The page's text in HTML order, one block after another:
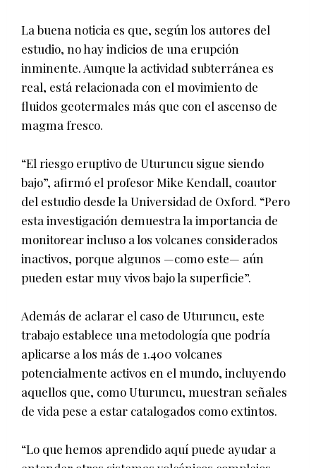
La buena noticia es que, según los autores del
estudio, no hay indicios de una erupción
inminente. Aunque la actividad subterránea es
real, está relacionada con el movimiento de
fluidos geotermales más que con el ascenso de
magma fresco.
“El riesgo eruptivo de Uturuncu sigue siendo
bajo”, afirmó el profesor Mike Kendall, coautor
del estudio desde la Universidad de Oxford. “Pero
esta investigación demuestra la importancia de
monitorear incluso a los volcanes considerados
inactivos, porque algunos —como este— aún
pueden estar muy vivos bajo la superficie”.
Además de aclarar el caso de Uturuncu, este
trabajo establece una metodología que podría
aplicarse a los más de 1.400 volcanes
potencialmente activos en el mundo, incluyendo
aquellos que, como Uturuncu, muestran señales
de vida pese a estar catalogados como extintos.
“Lo que hemos aprendido aquí puede ayudar a